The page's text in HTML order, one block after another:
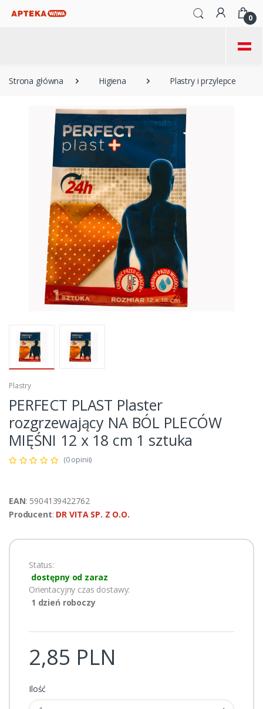
0
=
Strona główna Higiena Plastry i przylepce
Plastry
PERFECT PLAST Plaster
rozgrzewający NA BÓL PLECÓW
MIĘŚNI 12 x 18 cm 1 sztuka
(0 opinii)
EAN: 5904139422762
Producent: DR VITA SP. Z O.O.
Status:
dostępny od zaraz
Orientacyjny czas dostawy:
1 dzień roboczy
2,85 PLN
Ilość